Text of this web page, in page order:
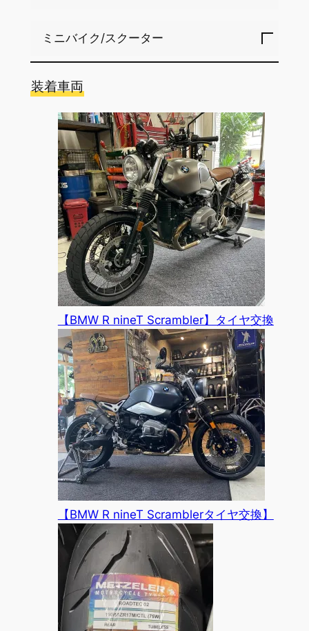
ミニバイク/スクーター
装着車両
【BMW R nineT Scrambler】タイヤ交換
【BMW R nineT Scramblerタイヤ交換】